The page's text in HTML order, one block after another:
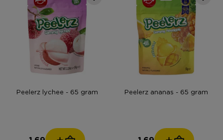
Peelerz lychee - 65 gram Peelerz ananas - 65 gram